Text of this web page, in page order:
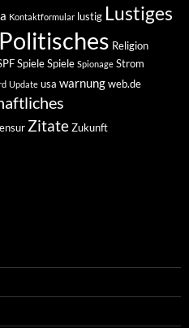
Kontaktformular lustig Lustiges
Politisches Religion
SpieleSpiele Spionage Strom
Update usa warnungweb.de
ZitateZukunft